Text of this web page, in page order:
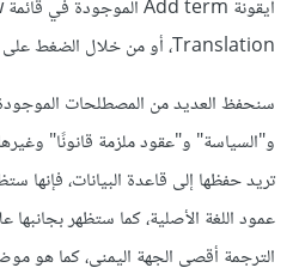
Translation، أو من خلال الضغط على ctrl+e.
سنحفظ العديد من المصطلحات
و"السياسة" و"عقود ملزمة قانونًا"
تريد حفظها إلى قاعدة البيانات، فإنها
عمود اللغة الأصلية، كما ستظهر
الترجمة أقصى الجهة اليمنى، كما هو